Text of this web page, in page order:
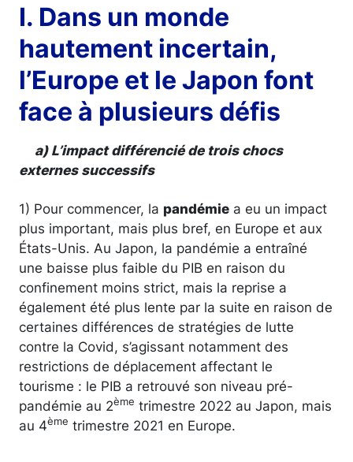
I. Dans un monde
hautement incertain,
l’Europe et le Japon font
face à plusieurs défis
a) L’impact différencié de trois chocs
externes successifs
1) Pour commencer, la pandémie a eu un impact
plus important, mais plus bref, en Europe et aux
États-Unis. Au Japon, la pandémie a entraîné
une baisse plus faible du PIB en raison du
confinement moins strict, mais la reprise a
également été plus lente par la suite en raison de
certaines différences de stratégies de lutte
contre la Covid, s’agissant notamment des
restrictions de déplacement affectant le
tourisme : le PIB a retrouvé son niveau pré-
pandémie au 2ème trimestre 2022 au Japon, mais
au 4ème trimestre 2021 en Europe.